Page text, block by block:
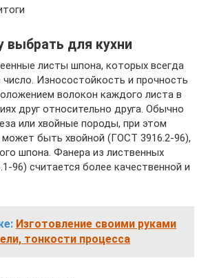
выбрать для кухни
листы шпона, которых всегда
число. Износостойкость и прочность
волокон каждого листа в
друг относительно друга. Обычно
или хвойные породы, при этом
может быть хвойной (ГОСТ 3916.2-96),
шпона. Фанера из лиственных
96) считается более качественной и
Изготовление своими руками
тонкости процесса